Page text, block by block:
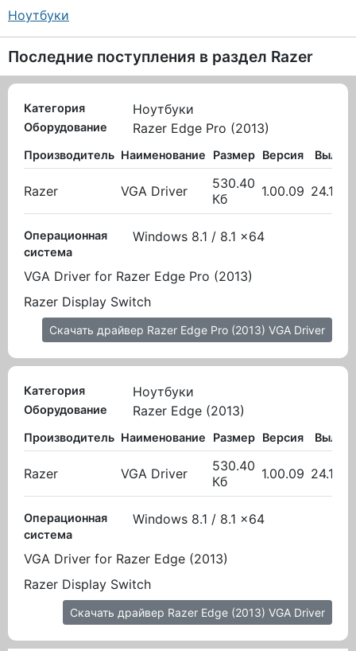
Ноутбуки
Последние поступления в раздел Razer
Категория Ноутбуки
Оборудование Razer Edge Pro (2013)
Производитель Наименование Размер Версия
Razer VGA Driver
530.40
Кб
1.00.09
Операционная
система
Windows 8.1 / 8.1 x64
VGA Driver for Razer Edge Pro (2013)
Razer Display Switch
Скачать драйвер Razer Edge Pro (2013) VGA Driver
Категория Ноутбуки
Оборудование Razer Edge (2013)
Производитель Наименование Размер Версия
Razer VGA Driver
530.40
Кб
1.00.09
Операционная
система
Windows 8.1 / 8.1 x64
VGA Driver for Razer Edge (2013)
Razer Display Switch
Скачать драйвер Razer Edge (2013) VGA Driver